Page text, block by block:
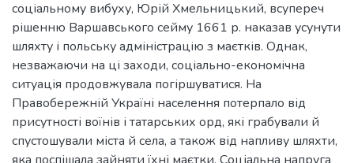
соціальному вибуху, Юрій Хмельницький, всупереч
рішенню Варшавського сейму 1661 р. наказав усунути
шляхту і польську адміністрацію з маєтків. Однак,
незважаючи на ці заходи, соціально-економічна
ситуація продовжувала погіршуватися. На
Правобережній Україні населення потерпало від
присутності воїнів і татарських орд, які грабували й
спустошували міста й села, а також від напливу шляхти,